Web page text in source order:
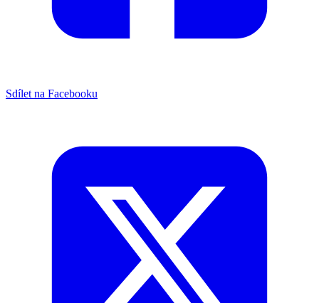
Sdílet na Facebooku